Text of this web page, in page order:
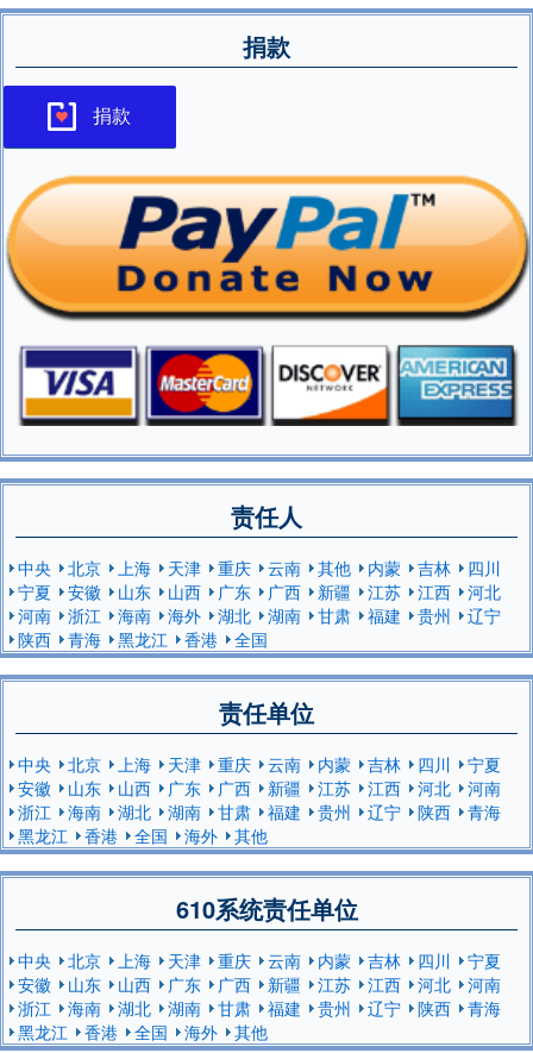
捐款
捐款
责任人
中央 北京 上海 天津 重庆 云南 其他 内蒙 吉林
四川
宁夏
安徽 山东 山西 广东 广西 新疆 江苏 江西
河北
河南
浙江 海南 海外 湖北 湖南 甘肃 福建 贵州
辽宁
陕西
青海 黑龙江 香港 全国
责任单位
中央 北京 上海 天津 重庆 云南 内蒙 吉林 四川
宁夏
安徽
山东 山西 广东 广西 新疆 江苏 江西 河北
河南
浙江
海南 湖北 湖南 甘肃 福建 贵州 辽宁 陕西
青海
黑龙江
香港 全国 海外 其他
610系统责任单位
中央 北京 上海 天津 重庆 云南 内蒙 吉林 四川
宁夏
安徽
山东 山西 广东 广西 新疆 江苏 江西 河北
河南
浙江
海南 湖北 湖南 甘肃 福建 贵州 辽宁 陕西
青海
黑龙江
香港 全国 海外 其他